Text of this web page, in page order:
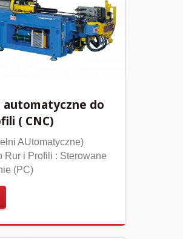
automatyczne do
( CNC)
AUtomatyczne)
Rur i Profili : Sterowane
(PC)